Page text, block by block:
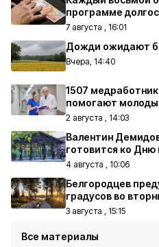
программе
7 августа , 16:01
Дожди ожидают
Вчера, 14:40
1507
помогают
2 августа , 14:03
Валентин
готовится ко Дню
4 августа , 10:06
Белгородцев
градусов во
3 августа , 15:15
Все материалы